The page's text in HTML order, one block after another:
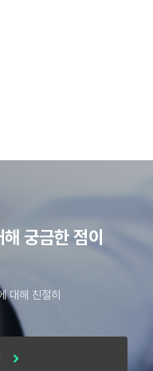
궁금한 점이
대해 친절히